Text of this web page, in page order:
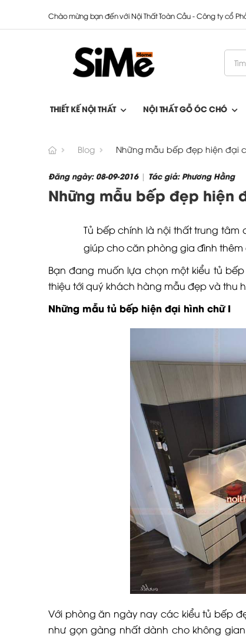
Chào mừng bạn đến với Nội Thất Toàn Cầu - Công ty cổ
THIẾT KẾ NỘI THẤT NỘI THẤT GỖ ÓC CHÓ
Blog Những mẫu bếp đẹp hiện đại
Đăng ngày: 08-09-2016| Tác giả: Phương Hằng
Những mẫu bếp đẹp hiện
Tủ bếp chính là nội thất trung
giúp cho căn phòng gia đình
Bạn đang muốn lựa chọn một kiểu tủ
thiệu tới quý khách hàng mẫu đẹp và thu
Những mẫu tủ bếp hiện đại hình chữ I
Với phòng ăn ngày nay các kiểu tủ bếp
như gọn gàng nhất dành cho không